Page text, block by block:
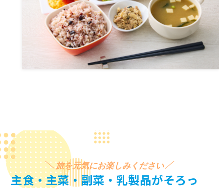
旅を元気にお楽しみください
主食・主菜・副菜・乳製品がそろっ